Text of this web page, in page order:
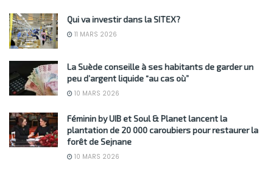
Qui va investir dans la SITEX?
11 MARS 2026
La Suède conseille à ses habitants de garder un
peu d’argent liquide “au cas où”
10 MARS 2026
Féminin by UIB et Soul & Planet lancent la
plantation de 20 000 caroubiers pour restaurer la
forêt de Sejnane
10 MARS 2026